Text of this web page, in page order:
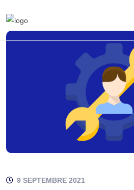
9 SEPTEMBRE 2021